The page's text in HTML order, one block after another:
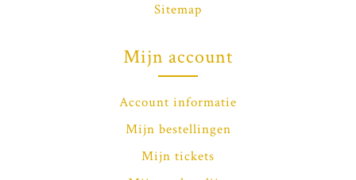
Sitemap
Mijn account
Account informatie
Mijn bestellingen
Mijn tickets